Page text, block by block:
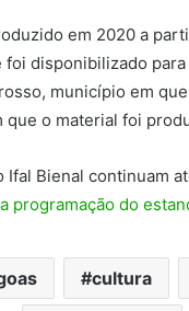
em 2020 a
foi disponibilizado
município em
que o material foi
Ifal Bienal continuam
programação do
cultura